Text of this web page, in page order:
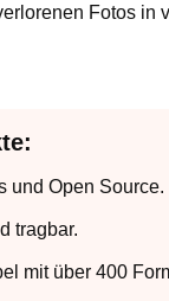
Fotos in
und Open Source.
tragbar.
mit über 400